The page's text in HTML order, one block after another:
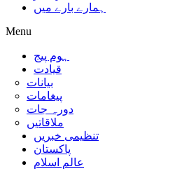
ہمارے بارے میں
Menu
ہوم پیج
قیادت
بیانات
پیغامات
دورہ جات
ملاقاتیں
تنظیمی خبریں
پاکستان
عالم اسلام